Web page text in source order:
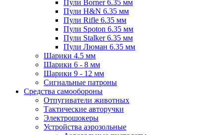
Пули Borner 6.35 мм
Пули H&N 6.35 мм
Пули Rifle 6.35 мм
Пули Spoton 6.35 мм
Пули Stalker 6.35 мм
Пули Люман 6.35 мм
Шарики 4.5 мм
Шарики 6 - 8 мм
Шарики 9 - 12 мм
Сигнальные патроны
Средства самообороны
Отпугиватели животных
Тактические авторучки
Электрошокеры
Устройства аэрозольные